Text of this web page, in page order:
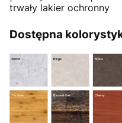
trwały lakier ochronny
Dostępna